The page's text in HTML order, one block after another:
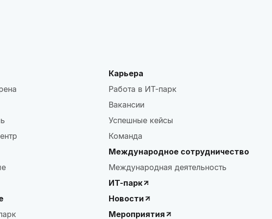
Карьера
Работа в ИТ-парк
Вакансии
Успешные кейсы
Команда
Международное сотрудничество
Международная деятельность
ИТ-парк
Новости
Мероприятия